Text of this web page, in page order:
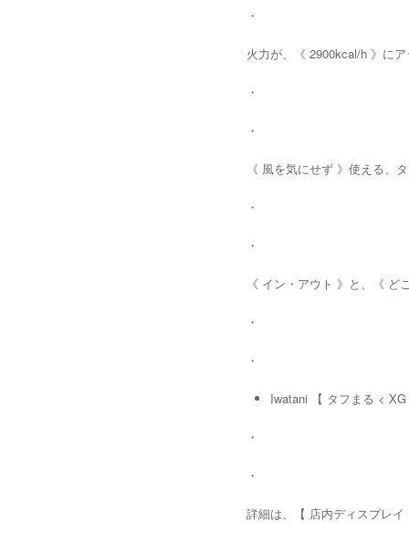
・
火力が、《 2900kcal/h 》にア
・
・
《 風を気にせず 》使える、
・
・
《 イン・アウト 》と、《 ど
・
・
Iwatani 【 タフまる <
・
・
詳細は、【 店内ディスプレ